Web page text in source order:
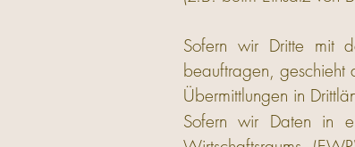
Sofern wir Dritte mit
beauftragen,
Übermittlungen in
Sofern wir Daten in